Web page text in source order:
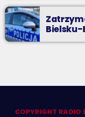
Bielsku-
COPYRIGHT RADIO